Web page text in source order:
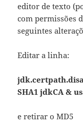
editor de texto
com permissões
seguintes
Editar a linha:
SHA1 jdkCA &
e retirar o MD5